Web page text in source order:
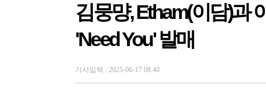
김뭉먕, Etham(이담)과
'Need You' 발매
기사입력 : 2025-06-17 08:40